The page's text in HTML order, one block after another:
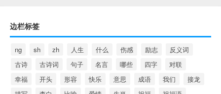
边栏标签
ng sh zh 人生 什么 伤感 励志
反义词
古诗
古诗词 句子 名言 哪些 四字
对联
幸福
开头 形容 快乐 意思 成语 我们
接龙